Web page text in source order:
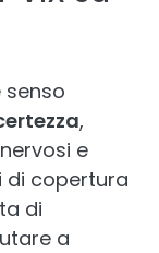
senso
,
e
di copertura
di
a